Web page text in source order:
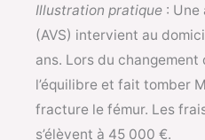
Illustration pratique : Une
(AVS) intervient au
ans. Lors du changement
l’équilibre et fait tomber
fracture le fémur. Les
s’élèvent à 45 000 €.